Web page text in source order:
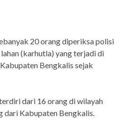
20 orang diperiksa polisi
(karhutla) yang terjadi di
Bengkalis sejak
dari 16 orang di wilayah
dari Kabupaten Bengkalis.